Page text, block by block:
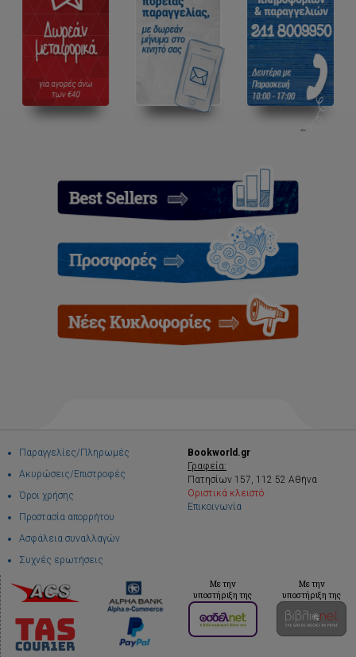
Παραγγελίες/Πληρωμές
Ακυρώσεις/Επιστροφές
Όροι χρήσης
Προστασία απορρήτου
Ασφάλεια συναλλαγών
Συχνές ερωτήσεις
Bookworld.gr
Γραφεία:
Πατησίων 157, 112 52 Αθήνα
Οριστικά κλειστό
Επικοινωνία
Με την
υποστήριξη της
Με την
υποστήριξη της